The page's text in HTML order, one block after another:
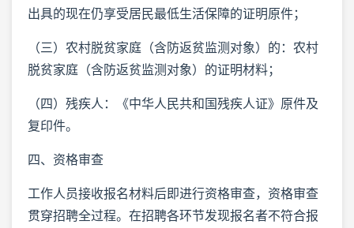
出具的现在仍享受居民最低生活保障的证明原件；
（三）农村脱贫家庭（含防返贫监测对象）的：农村
脱贫家庭（含防返贫监测对象）的证明材料；
（四）残疾人：《中华人民共和国残疾人证》原件及
复印件。
四、资格审查
工作人员接收报名材料后即进行资格审查，资格审查
贯穿招聘全过程。在招聘各环节发现报名者不符合报